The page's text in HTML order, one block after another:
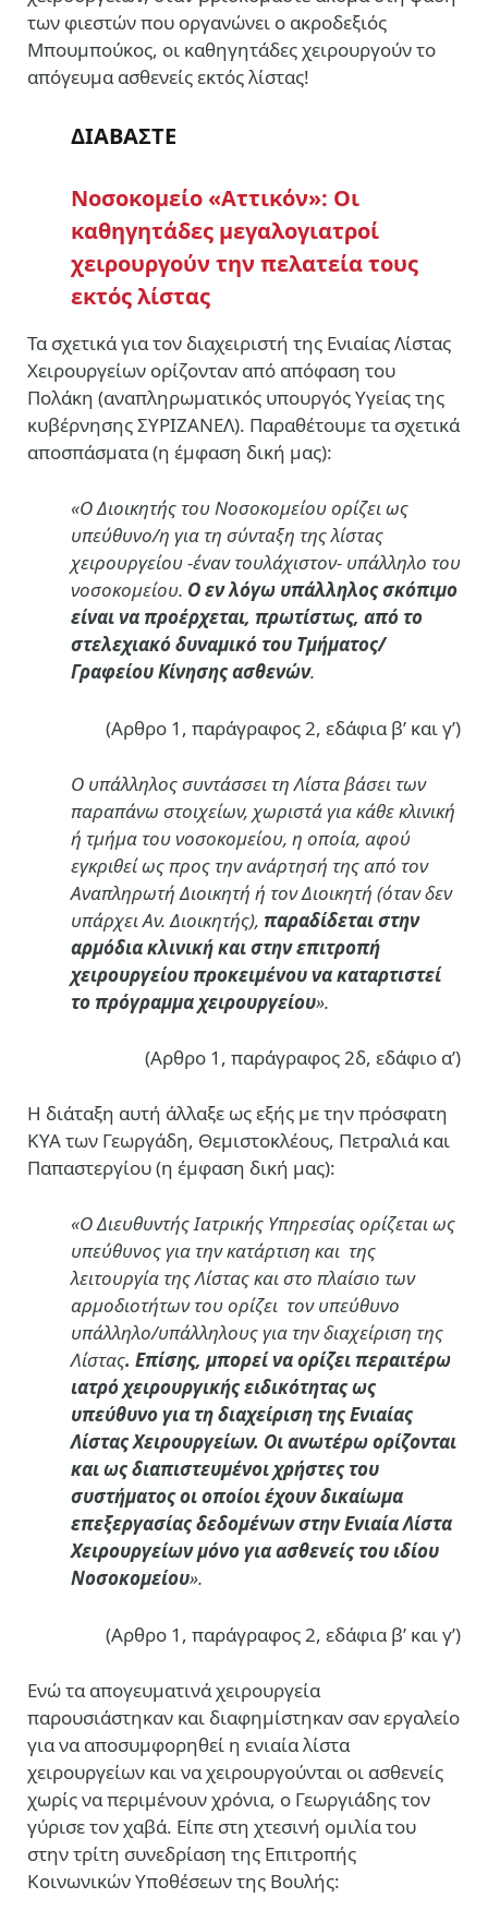
των φιεστών που οργανώνει ο ακροδεξιός
Μπουμπούκος, οι καθηγητάδες χειρουργούν το
απόγευμα ασθενείς εκτός λίστας!
ΔΙΑΒΑΣΤΕ
Νοσοκομείο «Αττικόν»: Οι
καθηγητάδες μεγαλογιατροί
χειρουργούν την πελατεία τους
εκτός λίστας
Τα σχετικά για τον διαχειριστή της Ενιαίας Λίστας
Χειρουργείων ορίζονταν από απόφαση του
Πολάκη (αναπληρωματικός υπουργός Υγείας της
κυβέρνησης ΣΥΡΙΖΑΝΕΛ). Παραθέτουμε τα σχετικά
αποσπάσματα (η έμφαση δική μας):
«Ο Διοικητής του Νοσοκομείου ορίζει ως
υπεύθυνο/η για τη σύνταξη της λίστας
χειρουργείου -έναν τουλάχιστον- υπάλληλο του
νοσοκομείου. Ο εν λόγω υπάλληλος σκόπιμο
είναι να προέρχεται, πρωτίστως, από το
στελεχιακό δυναμικό του Τμήματος/
Γραφείου Κίνησης ασθενών.
(Αρθρο 1, παράγραφος 2, εδάφια β’ και γ’)
Ο υπάλληλος συντάσσει τη Λίστα βάσει των
παραπάνω στοιχείων, χωριστά για κάθε κλινική
ή τμήμα του νοσοκομείου, η οποία, αφού
εγκριθεί ως προς την ανάρτησή της από τον
Αναπληρωτή Διοικητή ή τον Διοικητή (όταν δεν
υπάρχει Αν. Διοικητής), παραδίδεται στην
αρμόδια κλινική και στην επιτροπή
χειρουργείου προκειμένου να καταρτιστεί
το πρόγραμμα χειρουργείου».
(Αρθρο 1, παράγραφος 2δ, εδάφιο α’)
Η διάταξη αυτή άλλαξε ως εξής με την πρόσφατη
ΚΥΑ των Γεωργάδη, Θεμιστοκλέους, Πετραλιά και
Παπαστεργίου (η έμφαση δική μας):
«Ο Διευθυντής Ιατρικής Υπηρεσίας ορίζεται ως
υπεύθυνος για την κατάρτιση και της
λειτουργία της Λίστας και στο πλαίσιο των
αρμοδιοτήτων του ορίζει τον υπεύθυνο
υπάλληλο/υπάλληλους για την διαχείριση της
Λίστας. Επίσης, μπορεί να ορίζει περαιτέρω
ιατρό χειρουργικής ειδικότητας ως
υπεύθυνο για τη διαχείριση της Ενιαίας
Λίστας Χειρουργείων. Οι ανωτέρω ορίζονται
και ως διαπιστευμένοι χρήστες του
συστήματος οι οποίοι έχουν δικαίωμα
επεξεργασίας δεδομένων στην Ενιαία Λίστα
Χειρουργείων μόνο για ασθενείς του ιδίου
Νοσοκομείου».
(Αρθρο 1, παράγραφος 2, εδάφια β’ και γ’)
Ενώ τα απογευματινά χειρουργεία
παρουσιάστηκαν και διαφημίστηκαν σαν εργαλείο
για να αποσυμφορηθεί η ενιαία λίστα
χειρουργείων και να χειρουργούνται οι ασθενείς
χωρίς να περιμένουν χρόνια, ο Γεωργιάδης τον
γύρισε τον χαβά. Είπε στη χτεσινή ομιλία του
στην τρίτη συνεδρίαση της Επιτροπής
Κοινωνικών Υποθέσεων της Βουλής: